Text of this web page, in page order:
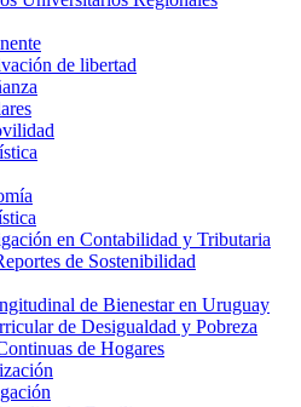
de libertad
en Contabilidad y Tributaria
de Sostenibilidad
de Bienestar en Uruguay
de Desigualdad y Pobreza
de Hogares